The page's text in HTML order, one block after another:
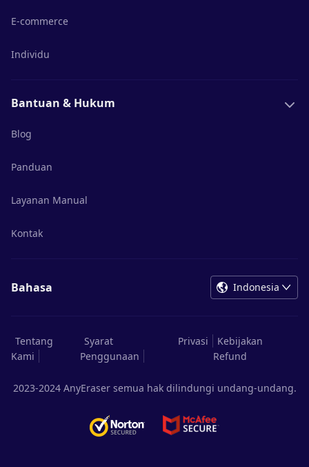
E-commerce
Individu
Bantuan & Hukum
Blog
Panduan
Layanan Manual
Kontak
Bahasa Indonesia
2023-2024 AnyEraser semua hak dilindungi undang-undang.
Tentang
Kami
Syarat
Penggunaan
Privasi
Kebijakan
Refund